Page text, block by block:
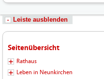
Leiste ausblenden
Seitenübersicht
Rathaus
Leben in Neunkirchen